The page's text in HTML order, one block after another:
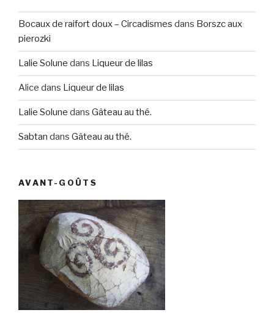
Bocaux de raifort doux – Circadismes dans Borszc aux
pierozki
Lalie Solune dans Liqueur de lilas
Alice dans Liqueur de lilas
Lalie Solune dans Gâteau au thé.
Sabtan dans Gâteau au thé.
AVANT-GOÛTS